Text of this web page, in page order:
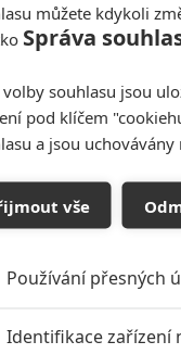
můžete kdykoli
Správa
volby souhlasu jsou
pod klíčem
a jsou
vše
Používání přesných
Identifikace zařízení